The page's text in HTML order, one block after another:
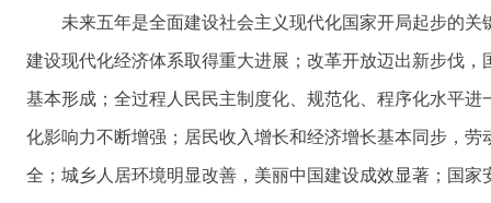
未来五年是全面建设社会主义现代化国家开局起步的
建设现代化经济体系取得重大进展；改革开放迈出新步伐
基本形成；全过程人民民主制度化、规范化、程序化水平
化影响力不断增强；居民收入增长和经济增长基本同步，
全；城乡人居环境明显改善，美丽中国建设成效显著；国